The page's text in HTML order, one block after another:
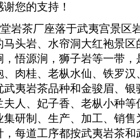
您的支持！
岩茶厂座落于武夷宫景区
马头岩、 水帘洞大红袍景区
，悟源涧 ， 狮子岩等一带，
、 肉桂、 老枞水仙、 铁罗汉
武夷岩茶品种和金骏眉、 银
夫人 、 妃子香、 老枞小种等
集研制、生产、加工、销
每道工序都按武夷岩茶和